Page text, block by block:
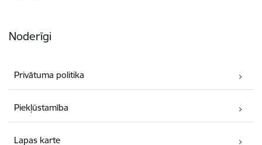
Noderīgi
Privātuma politika
Piekļūstamība
Lapas karte